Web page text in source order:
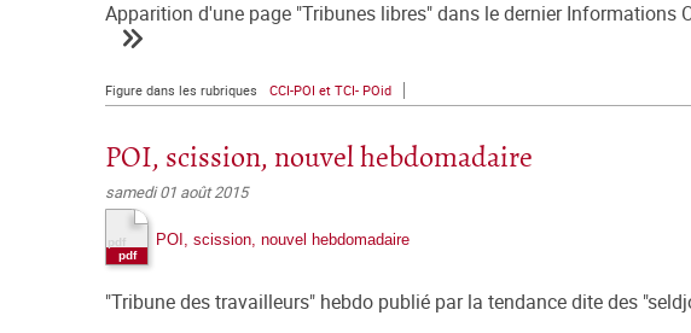
Apparition d'une page "Tribunes libres" dans le dernier Informations
Figure dans les rubriques CCI-POI et TCI- POid
POI, scission, nouvel hebdomadaire
samedi 01 août 2015
POI, scission, nouvel hebdomadaire
"Tribune des travailleurs" hebdo publié par la tendance dite des